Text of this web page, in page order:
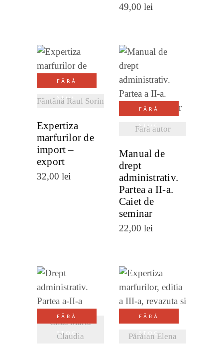
49,00 lei
FĂRĂ
STOC
Fântână Raul Sorin
VEZI
DETALII
Expertiza
marfurilor de
import –
export
32,00 lei
FĂRĂ
STOC
Fără autor
VEZI
DETALII
Manual de
drept
administrativ.
Partea a II-a.
Caiet de
seminar
22,00 lei
FĂRĂ
STOC
Cliza Marta
Claudia
DETALII
FĂRĂ
STOC
Părăian Elena
DETALII